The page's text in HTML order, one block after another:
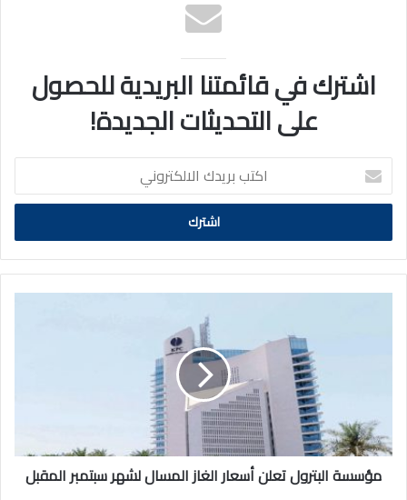
اشترك في قائمتنا البريدية للحصول
على التحديثات الجديدة!
اكتب
بريدك
الالكتروني
لشهر
سبتمبر
المقبل
مؤسسة البترول تعلن أسعار الغاز المسال لشهر سبتمبر المقبل